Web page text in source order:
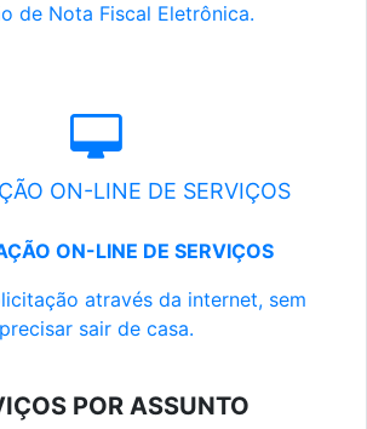
de Nota Fiscal Eletrônica.
ON-LINE DE SERVIÇOS
ON-LINE DE SERVIÇOS
através da internet, sem
precisar sair de casa.
POR ASSUNTO